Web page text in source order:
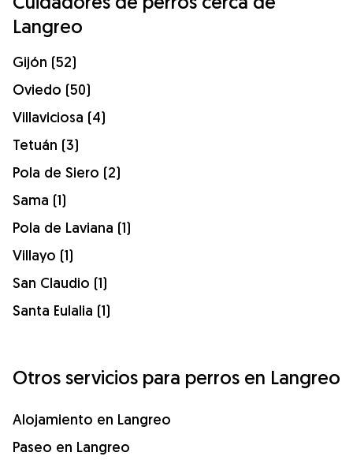
Langreo
Gijón (52)
Oviedo (50)
Villaviciosa (4)
Tetuán (3)
Pola de Siero (2)
Sama (1)
Pola de Laviana (1)
Villayo (1)
San Claudio (1)
Santa Eulalia (1)
Otros servicios para perros en Langreo
Alojamiento en Langreo
Paseo en Langreo